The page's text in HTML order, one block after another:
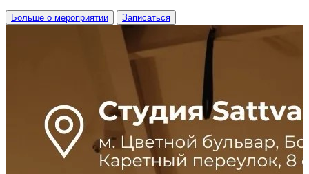
Больше о мероприятии Записаться